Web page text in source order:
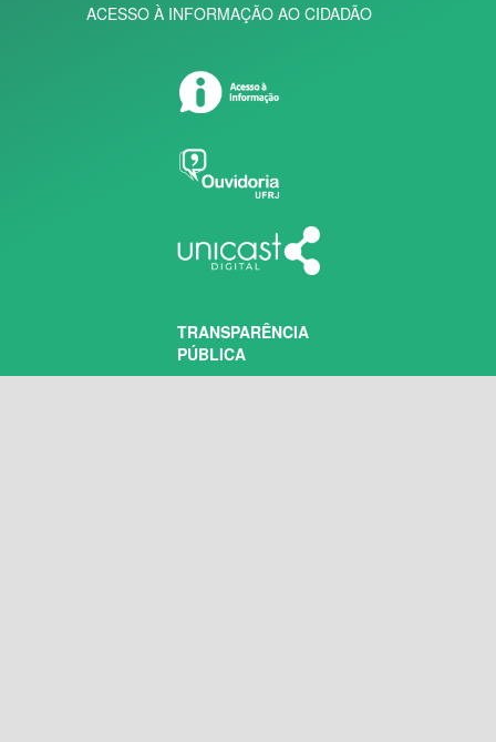
ACESSO À INFORMAÇÃO AO CIDADÃO
TRANSPARÊNCIA
PÚBLICA